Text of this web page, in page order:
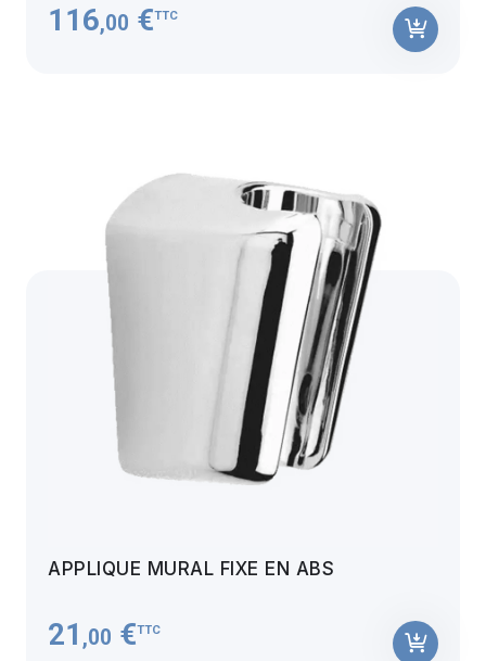
116,00 €TTC
APPLIQUE MURAL FIXE EN ABS
21 ,00 €TTC